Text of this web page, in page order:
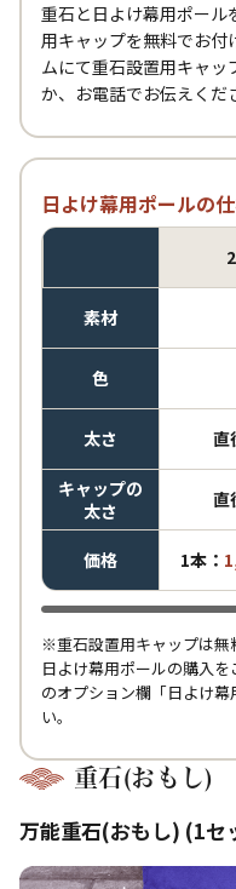
重石と日よけ幕用ポール
用キャップを無料でお付
ムにて重石設置用キャッ
か、お電話でお伝えくだ
日よけ幕用ポールの
素材
色
太さ 直
キャップの
太さ
直
価格 1本：
※重石設置用キャップは無
日よけ幕用ポールの購入
のオプション欄「日よけ
い。
重石(おもし)
万能重石(おもし) (1セ